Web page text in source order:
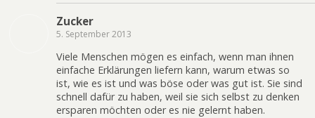
Zucker
5. September 2013
Viele Menschen mögen es einfach, wenn man ihnen
einfache Erklärungen liefern kann, warum etwas so
ist, wie es ist und was böse oder was gut ist. Sie sind
schnell dafür zu haben, weil sie sich selbst zu denken
ersparen möchten oder es nie gelernt haben.